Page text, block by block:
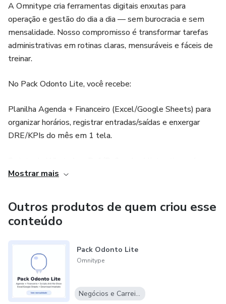
A Omnitype cria ferramentas digitais enxutas para
operação e gestão do dia a dia — sem burocracia e sem
mensalidade. Nosso compromisso é transformar tarefas
administrativas em rotinas claras, mensuráveis e fáceis de
treinar.
No Pack Odonto Lite, você recebe:
Planilha Agenda + Financeiro (Excel/Google Sheets) para
organizar horários, registrar entradas/saídas e enxergar
DRE/KPIs do mês em 1 tela.
para reduzir faltas.
Por que Omnitype?
Simplicidade que funciona: arquivos prontos, sem curva de
aprendizado longa.
Controle e privacidade: seus dados ficam no seu arquivo;
não coletamos informações de pacientes.
Mostrar mais
Outros produtos de quem criou esse
conteúdo
Pack Odonto Lite
Omnitype
Negócios e Carreira